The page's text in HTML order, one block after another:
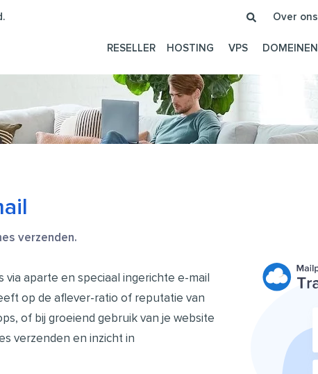
Over ons
RESELLER HOSTING VPS DOMEINEN
verzenden.
aparte en speciaal ingerichte e-mail
op de aflever-ratio of reputatie van
of bij groeiend gebruik van je website
verzenden en inzicht in